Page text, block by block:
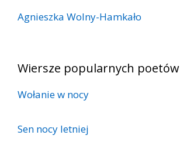
Agnieszka Wolny-Hamkało
Wiersze popularnych poetów
Wołanie w nocy
Sen nocy letniej